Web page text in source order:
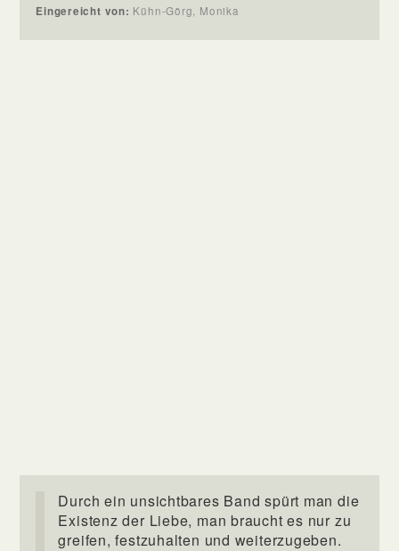
Eingereicht von: Kühn-Görg, Monika
Durch ein unsichtbares Band spürt man die
Existenz der Liebe, man braucht es nur zu
greifen, festzuhalten und weiterzugeben.